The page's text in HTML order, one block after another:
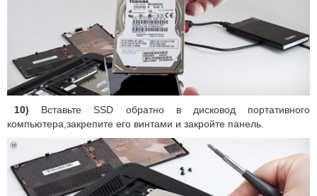
10) Вставьте SSD обратно в дисковод портативного
компьютера,закрепите его винтами и закройте панель.